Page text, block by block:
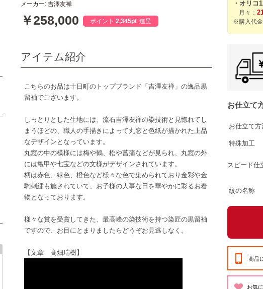
メーカー: 吉澤友禅
￥258,000 ポイント:2,345pt 進呈
アイテム紹介
こちらのお品は十日町のトップブランド「吉澤友禅」の逸品黒
留袖でございます。
しっとりとした生地には、流石吉澤友禅の染技術と見惚れてし
まうほどの、職人の手描きによって丸窓と色紙が描かれた上品
なデザインとなっています。
丸窓の中の模様には梅や鶴、松や菖蒲などが見られ、丸窓の外
には亀甲や七宝などの文様がデザインされています。
柄は赤色、緑色、橙色など様々な色で染められており金彩や金
駒刺繍も施されていて、お子様の大事な日を華やかに彩るお着
物となっております。
様々な賞を受賞してきた、最高峰の染技術を持つ染匠の黒留袖
ですので、お目にとまりましたらどうぞお見逃しなく。
【文章 髙畑瑞樹】
・オリコ
月々：
※購入代金
お仕立て
お仕立て方
特殊加工
スピード仕
紋の名称
商品